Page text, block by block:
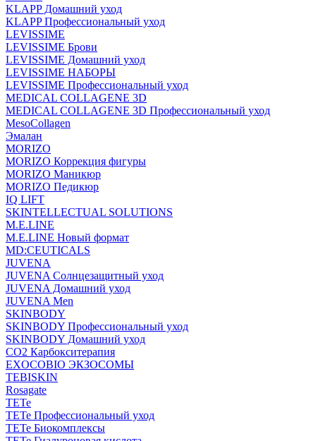
KLAPP Домашний уход
KLAPP Профессиональный уход
LEVISSIME
LEVISSIME Брови
LEVISSIME Домашний уход
LEVISSIME НАБОРЫ
LEVISSIME Профессиональный уход
MEDICAL COLLAGENE 3D
MEDICAL COLLAGENE 3D Профессиональный уход
MesoCollagen
Эмалан
MORIZO
MORIZO Коррекция фигуры
MORIZO Маникюр
MORIZO Педикюр
IQ LIFT
SKINTELLECTUAL SOLUTIONS
M.E.LINE
M.E.LINE Новый формат
MD:CEUTICALS
JUVENA
JUVENA Солнцезащитный уход
JUVENA Домашний уход
JUVENA Men
SKINBODY
SKINBODY Профессиональный уход
SKINBODY Домашний уход
CO2 Карбокситерапия
EXOCOBIO ЭКЗОСОМЫ
TEBISKIN
Rosagate
TETe
TETe Профессиональный уход
TETe Биокомплексы